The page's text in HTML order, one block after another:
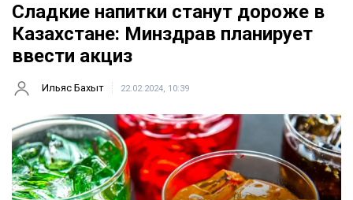
Сладкие напитки станут дороже в
Казахстане: Минздрав планирует
ввести акциз
Ильяс Бахыт 22.02.2024, 10:39